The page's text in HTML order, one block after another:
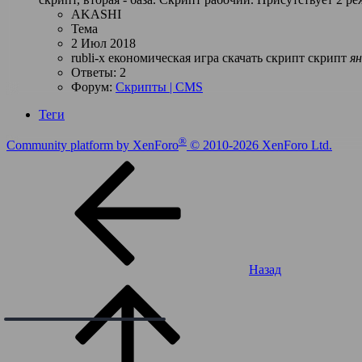
AKASHI
Тема
2 Июл 2018
rubli-x економическая игра скачать скрипт скрипт
Ответы: 2
Форум: Скрипты | CMS
Теги
Community platform by XenForo® © 2010-2026 XenForo Ltd.
Назад